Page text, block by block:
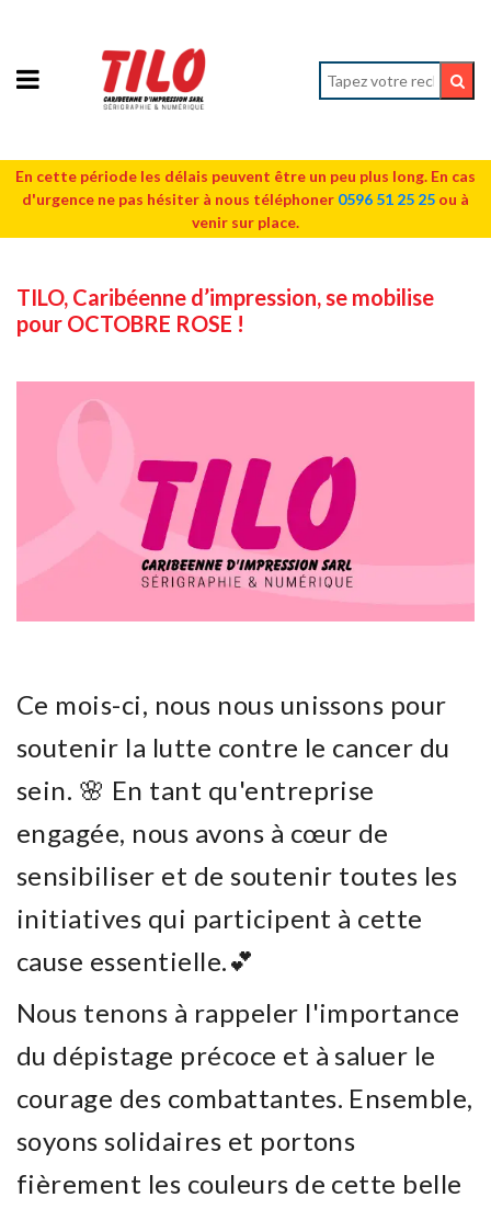
En cette période les délais peuvent être un peu plus long. En cas
d'urgence ne pas hésiter à nous téléphoner 0596 51 25 25 ou à
venir sur place.
TILO, Caribéenne d’impression, se mobilise
pour OCTOBRE ROSE !
Ce mois-ci, nous nous unissons pour
soutenir la lutte contre le cancer du
sein. 🌸 En tant qu'entreprise
engagée, nous avons à cœur de
sensibiliser et de soutenir toutes les
initiatives qui participent à cette
cause essentielle.💕
Nous tenons à rappeler l'importance
du dépistage précoce et à saluer le
courage des combattantes. Ensemble,
soyons solidaires et portons
fièrement les couleurs de cette belle